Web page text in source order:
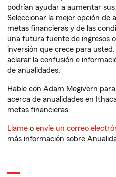
podrían ayudar a aumentar
Seleccionar la mejor opción de
metas financieras y de las
una futura fuente de ingresos
inversión que crece para
aclarar la confusión e
de anualidades.
Hable con Adam Megivern
acerca de anualidades en
metas financieras.
Llame o envíe un correo
más información sobre